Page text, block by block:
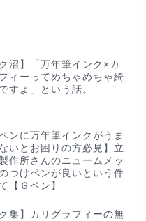
ク沼】「万年筆インク×カ
ィーってめちゃめちゃ綺
すよ」という話。
ンに万年筆インクがうま
いとお困りの方必見】立
作所さんのニュームメッ
つけペンが良いという件
【Ｇペン】
ク集】カリグラフィーの無